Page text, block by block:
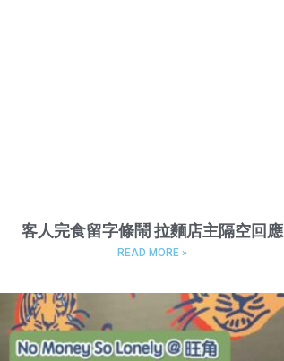
客人完食留字條鬧 拉麵店主隔空回應
READ MORE »